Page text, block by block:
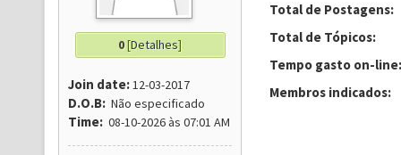
0[Detalhes]
Join date:12-03-2017
D.O.B: Não especificado
Time: 08-10-2026 às 07:01 AM
Total de Postagens:
Total de Tópicos:
Tempo gasto on-line:
Membros indicados: